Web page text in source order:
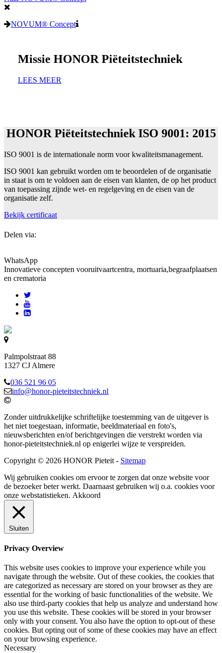
NOVUM® Concept
Missie HONOR Piëteitstechniek
LEES MEER
HONOR Piëteitstechniek ISO 9001: 2015
ISO 9001 is de internationale norm voor kwaliteitsmanagement.
ISO 9001 kan gebruikt worden om te beoordelen of de organisatie
in staat is om te voldoen aan de eisen van klanten, de op het product
van toepassing zijnde wet- en regelgeving en de eisen van de
organisatie zelf.
Bekijk certificaat
Delen via:
WhatsApp
Innovatieve concepten vooruitvaartcentra, mortuaria,begraafplaatsen
en crematoria
Palmpolstraat 88
1327 CJ Almere
036 521 96 05
info@honor-pieteitstechniek.nl
Zonder uitdrukkelijke schriftelijke toestemming van de uitgever is
het niet toegestaan, informatie, beeldmateriaal en foto's,
nieuwsberichten en/of berichtgevingen die verstrekt worden via
honor-pieteitstechniek.nl op enigerlei wijze te verspreiden.
Copyright © 2026 HONOR Pieteit - Sitemap
Wij gebruiken cookies om ervoor te zorgen dat onze website voor
de bezoeker beter werkt. Daarnaast gebruiken wij o.a. cookies voor
onze webstatistieken. Akkoord
Sluiten
Privacy Overview
This website uses cookies to improve your experience while you
navigate through the website. Out of these cookies, the cookies that
are categorized as necessary are stored on your browser as they are
essential for the working of basic functionalities of the website. We
also use third-party cookies that help us analyze and understand how
you use this website. These cookies will be stored in your browser
only with your consent. You also have the option to opt-out of these
cookies. But opting out of some of these cookies may have an effect
on your browsing experience.
Necessary